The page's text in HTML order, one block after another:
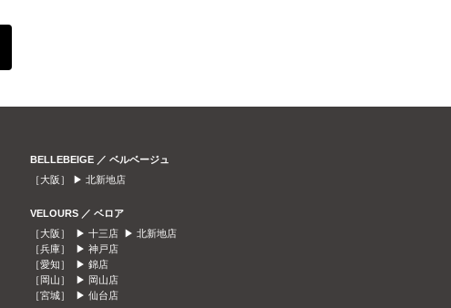
BELLEBEIGE ／ ベルベージュ
［大阪］ ▶ 北新地店
VELOURS ／ ベロア
［大阪］ ▶ 十三店 ▶ 北新地店
［兵庫］ ▶ 神戸店
［愛知］ ▶ 錦店
［岡山］ ▶ 岡山店
［宮城］ ▶ 仙台店